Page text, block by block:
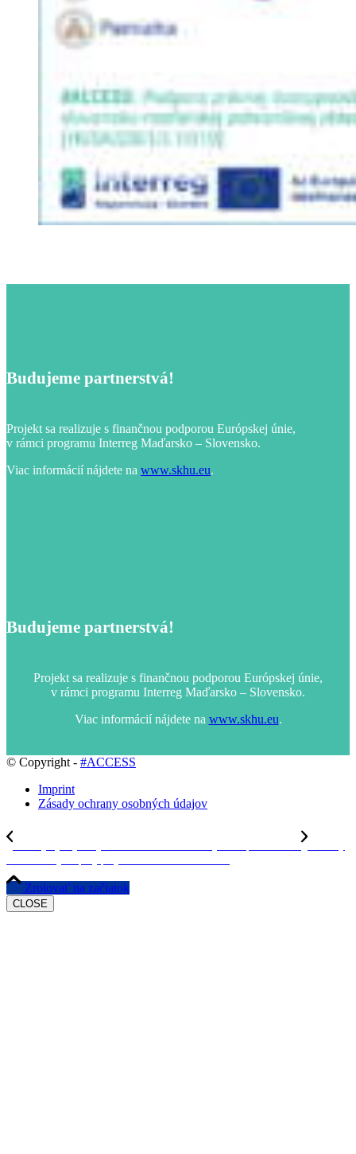
Budujeme partnerstvá!
Projekt sa realizuje s finančnou podporou Európskej únie,
v rámci programu Interreg Maďarsko – Slovensko.
Viac informácií nájdete na www.skhu.eu.
Budujeme partnerstvá!
Projekt sa realizuje s finančnou podporou Európskej únie,
v rámci programu Interreg Maďarsko – Slovensko.
Viac informácií nájdete na www.skhu.eu.
© Copyright - #ACCESS
Imprint
Zásady ochrany osobných údajov
Zrolovať na začiatok
CLOSE